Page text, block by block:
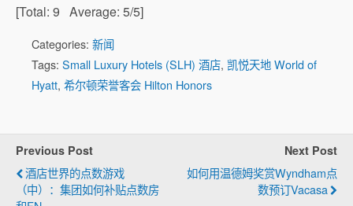
[Total: 9 Average: 5/5]
Categories: 新闻
Tags: Small Luxury Hotels (SLH) 酒店, 凯悦天地 World of
Hyatt, 希尔顿荣誉客会 Hilton Honors
Previous Post
酒店世界的点数游戏
（中）：集团如何补贴点数房
Next Post
如何用温德姆奖赏Wyndham点
数预订Vacasa